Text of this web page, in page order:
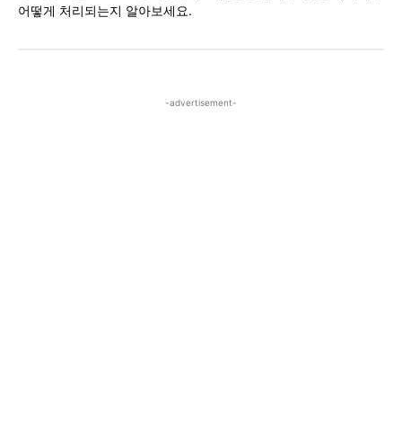
어떻게 처리되는지 알아보세요.
-advertisement-